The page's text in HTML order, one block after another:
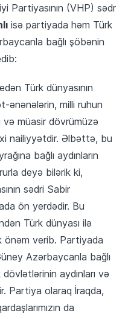
Partiyasının (VHP) sədr
isə partiyada həm Türk
bağlı şöbənin
Türk dünyasının
ənənələrin, milli ruhun
və müasir dövrümüzə
nailiyyətdir. Əlbəttə, bu
bağlı aydınların
deyə bilərik ki,
sədri Sabir
ön yerdədir. Bu
Türk dünyası ilə
önəm verib. Partiyada
Azərbaycanla bağlı
aydınları və
Partiya olaraq İraqda,
da